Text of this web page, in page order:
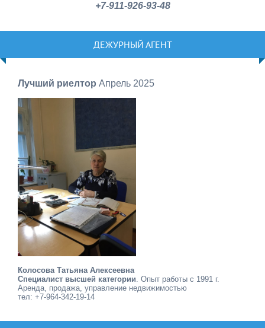
+7-911-926-93-48
ДЕЖУРНЫЙ АГЕНТ
Лучший риелтор Апрель 2025
Колосова Татьяна Алексеевна
Специалист высшей категории. Опыт работы с 1991 г.
Аренда, продажа, управление недвижимостью
тел: +7-964-342-19-14